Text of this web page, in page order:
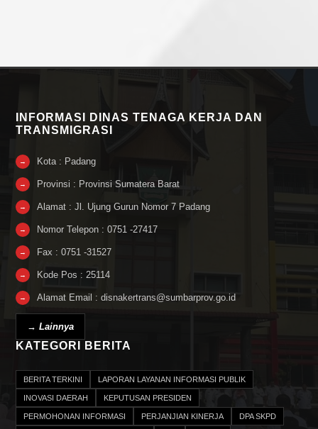
INFORMASI DINAS TENAGA KERJA DAN
TRANSMIGRASI
→ Kota : Padang
→ Provinsi : Provinsi Sumatera Barat
→ Alamat : Jl. Ujung Gurun Nomor 7 Padang
→ Nomor Telepon : 0751 -27417
→ Fax : 0751 -31527
→ Kode Pos : 25114
→ Alamat Email : disnakertrans@sumbarprov.go.id
→ Lainnya
KATEGORI BERITA
BERITA TERKINI LAPORAN LAYANAN INFORMASI PUBLIK
INOVASI DAERAH KEPUTUSAN PRESIDEN
PERMOHONAN INFORMASI PERJANJIAN KINERJA DPA SKPD